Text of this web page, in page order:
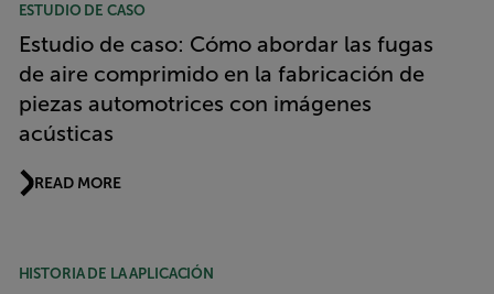
ESTUDIO DE CASO
Estudio de caso: Cómo abordar las fugas
de aire comprimido en la fabricación de
piezas automotrices con imágenes
acústicas
READ MORE
HISTORIA DE LA APLICACIÓN